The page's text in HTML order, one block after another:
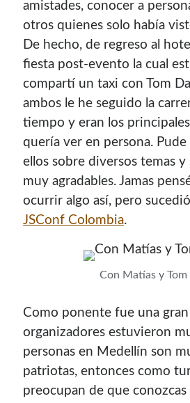
amistades, conocer a
otros quienes solo había
De hecho, de regreso al
fiesta post-evento la cual
compartí un taxi con Tom
ambos le he seguido la
tiempo y eran los
quería ver en persona.
ellos sobre diversos temas y
muy agradables. Jamas
ocurrir algo así, pero sucedió
JSConf Colombia.
Con Matías y Tom
Como ponente fue una
organizadores estuvieron
personas en Medellín son
patriotas, entonces como
preocupan de que conozcas